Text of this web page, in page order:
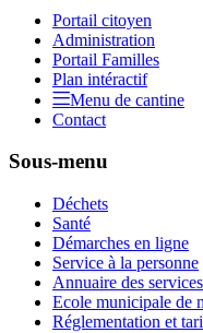
Portail citoyen
Administration
Portail Familles
Plan intéractif
Menu de cantine
Contact
Sous-menu
Déchets
Santé
Démarches en ligne
Service à la personne
Annuaire des services
Ecole municipale de
Réglementation et